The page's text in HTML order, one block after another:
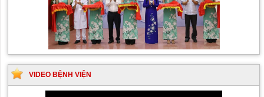
VIDEO BỆNH VIỆN